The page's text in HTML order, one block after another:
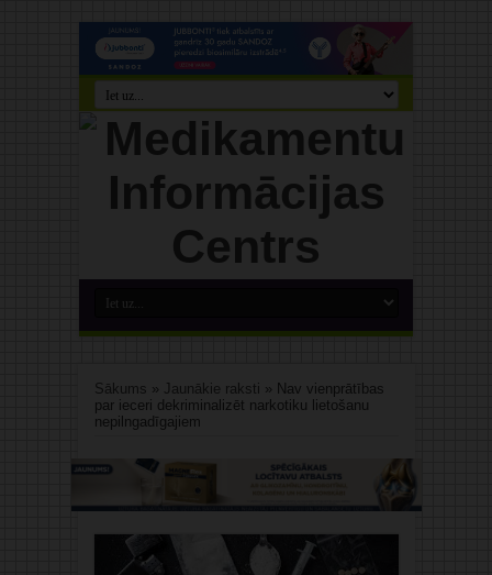
Sākums » Jaunākie raksti » Nav vienprātības
par ieceri dekriminalizēt narkotiku lietošanu
nepilngadīgajiem